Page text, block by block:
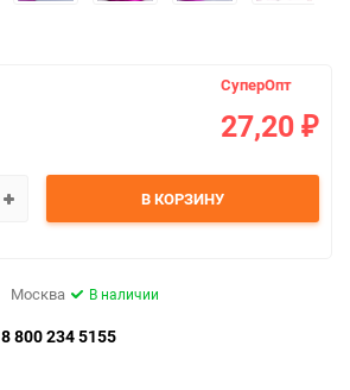
СуперОпт
27,20 ₽
В КОРЗИНУ
Москва В наличии
8 800 234 5155